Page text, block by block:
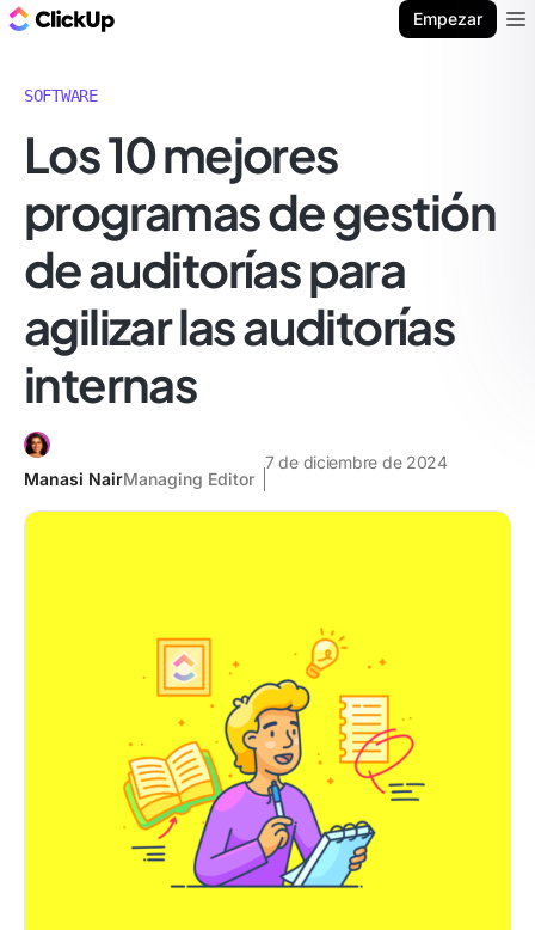
Empezar
SOFTWARE
Los 10 mejores
programas de gestión
de auditorías para
agilizar las auditorías
internas
Manasi NairManaging Editor
7 de diciembre de 2024